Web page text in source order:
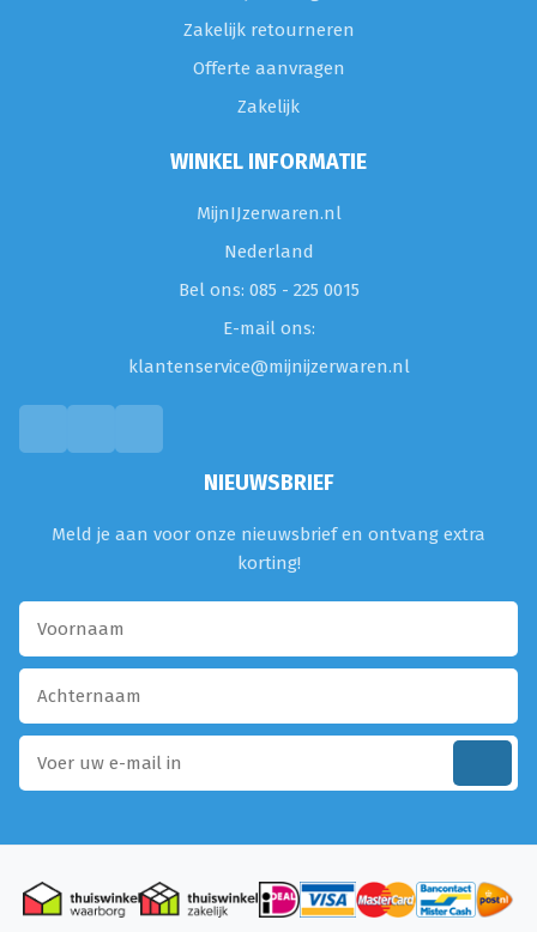
Zakelijk retourneren
Offerte aanvragen
Zakelijk
WINKEL INFORMATIE
MijnIJzerwaren.nl
Nederland
Bel ons: 085 - 225 0015
E-mail ons:
klantenservice@mijnijzerwaren.nl
NIEUWSBRIEF
Meld je aan voor onze nieuwsbrief en ontvang extra
korting!